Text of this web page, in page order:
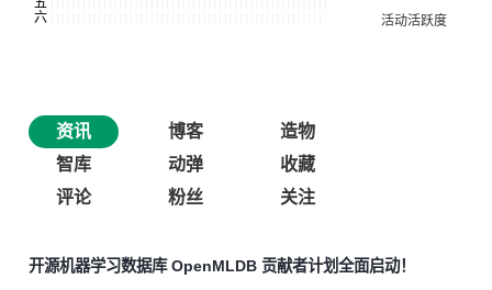
资讯 博客
造物
智库
动弹
收藏
评论
粉丝 关注
开源机器学习数据库 OpenMLDB 贡献者计划全面启动！